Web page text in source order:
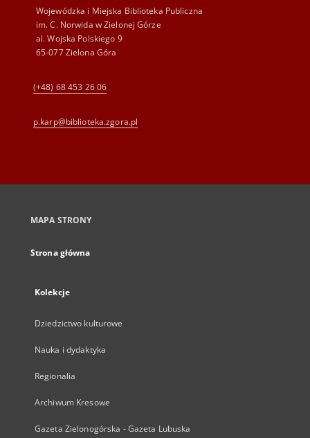
Wojewódzka i Miejska Biblioteka Publiczna
im. C. Norwida w Zielonej Górze
al. Wojska Polskiego 9
65-077 Zielona Góra
(+48) 68 453 26 06
p.karp@biblioteka.zgora.pl
MAPA STRONY
Strona główna
Kolekcje
Dziedzictwo kulturowe
Nauka i dydaktyka
Regionalia
Archiwum Kresowe
Gazeta Zielonogórska - Gazeta Lubuska